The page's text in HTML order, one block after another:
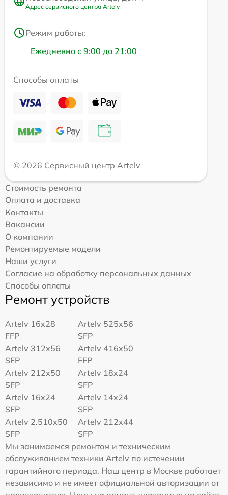
Адрес сервисного центра Artelv
Режим работы:
Ежедневно с 9:00 до 21:00
Способы оплаты
© 2026 Сервисный центр Artelv
Стоимость ремонта
Оплата и доставка
Контакты
Вакансии
О компании
Ремонтируемые модели
Наши услуги
Согласие на обработку персональных данных
Способы оплаты
Ремонт устройств
Artelv 16x28
FFP
Artelv 525x56
SFP
Artelv 312x56
SFP
Artelv 416x50
FFP
Artelv 212x50
SFP
Artelv 18x24
SFP
Artelv 16x24
SFP
Artelv 14x24
SFP
Artelv 2.510x50
SFP
Artelv 212x44
SFP
Мы занимаемся ремонтом и техническим
обслуживанием техники Artelv по истечении
гарантийного периода. Наш центр в Москве работает
независимо и не имеет официальной авторизации от